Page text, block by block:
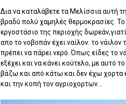
Δια να καταλάβετε τα Μελίσσια αυτή
βραδύ πολύ χαμηλές θερμοκρασίες.
εργοστάσιο της περιοχής
απο το νοβοπάν έχει ναίλον. το
πρέπει να πάρει νερό. Όπως είδες
εξέχει και να κάνει κούτελο, με αυτό
βάζω και από κάτω και δεν έχω
και την κοπή τον αγριοχορτων...